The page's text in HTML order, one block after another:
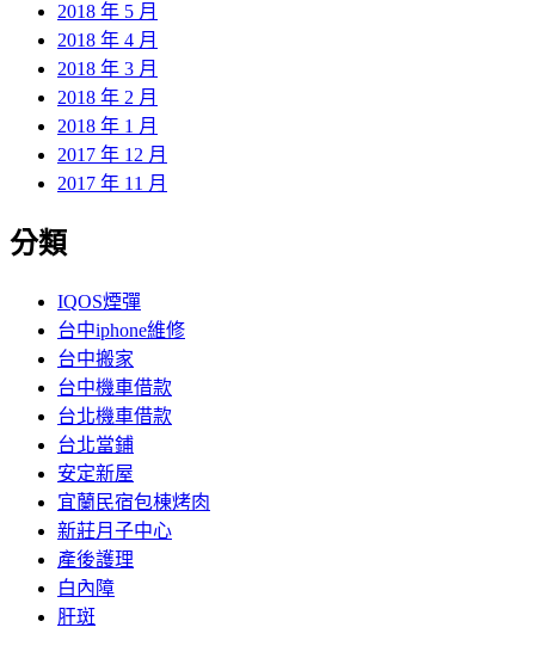
2018 年 5 月
2018 年 4 月
2018 年 3 月
2018 年 2 月
2018 年 1 月
2017 年 12 月
2017 年 11 月
分類
IQOS煙彈
台中iphone維修
台中搬家
台中機車借款
台北機車借款
台北當鋪
安定新屋
宜蘭民宿包棟烤肉
新莊月子中心
產後護理
白內障
肝斑